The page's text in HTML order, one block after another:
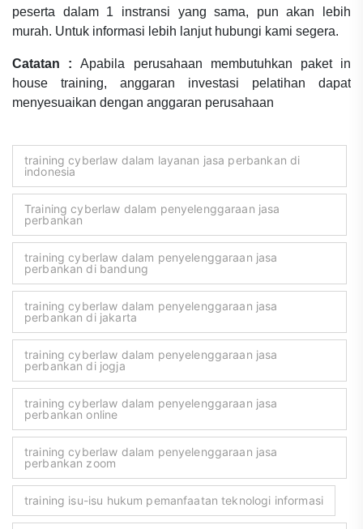
peserta dalam 1 instransi yang sama, pun akan lebih
murah. Untuk informasi lebih lanjut hubungi kami segera.
Catatan : Apabila perusahaan membutuhkan paket in
house training, anggaran investasi pelatihan dapat
menyesuaikan dengan anggaran perusahaan
training cyberlaw dalam layanan jasa perbankan di
indonesia
Training cyberlaw dalam penyelenggaraan jasa
perbankan
training cyberlaw dalam penyelenggaraan jasa
perbankan di bandung
training cyberlaw dalam penyelenggaraan jasa
perbankan di jakarta
training cyberlaw dalam penyelenggaraan jasa
perbankan di jogja
training cyberlaw dalam penyelenggaraan jasa
perbankan online
training cyberlaw dalam penyelenggaraan jasa
perbankan zoom
training isu-isu hukum pemanfaatan teknologi informasi